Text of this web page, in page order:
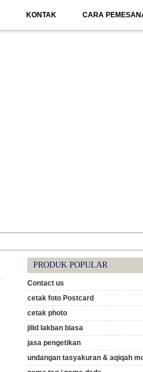
KONTAK CARA
PRODUK POPULAR
Contact us
cetak foto Postcard
cetak photo
jilid lakban biasa
jasa pengetikan
undangan tasyakuran & aqiqah